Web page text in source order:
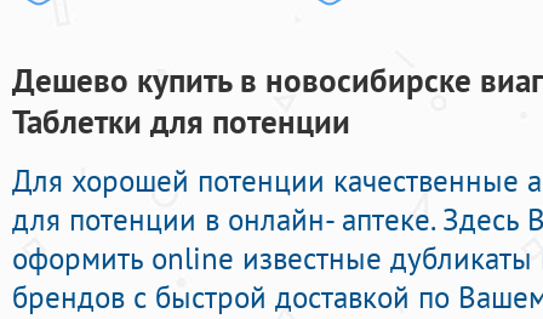
Дешево купить в новосибирске
Таблетки для потенции
Для хорошей потенции качественные
для потенции в онлайн- аптеке. Здесь
оформить online известные
брендов с быстрой доставкой по